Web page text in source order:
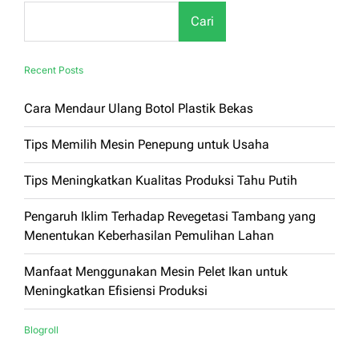
Cari
Recent Posts
Cara Mendaur Ulang Botol Plastik Bekas
Tips Memilih Mesin Penepung untuk Usaha
Tips Meningkatkan Kualitas Produksi Tahu Putih
Pengaruh Iklim Terhadap Revegetasi Tambang yang
Menentukan Keberhasilan Pemulihan Lahan
Manfaat Menggunakan Mesin Pelet Ikan untuk
Meningkatkan Efisiensi Produksi
Blogroll